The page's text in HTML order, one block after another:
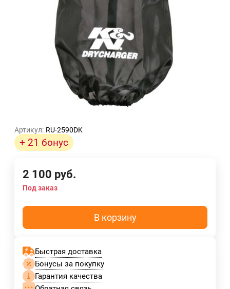
Артикул: RU-2590DK
+ 21 бонус
2 100 руб.
Под заказ
В корзину
Быстрая доставка
Бонусы за покупку
Гарантия качества